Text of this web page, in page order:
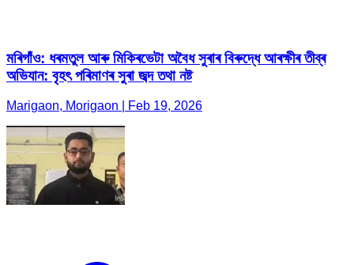
মৰিগাঁও: ধৰমতুল আৰু মিকিৰভেটা অবৈধ সুৰাৰ বিৰুদ্ধে আৰক্ষীৰ তীব্ৰ
অভিযান: বৃহৎ পৰিমাণৰ সুৰা জব্দ তথা নষ্ট
Marigaon, Morigaon | Feb 19, 2026